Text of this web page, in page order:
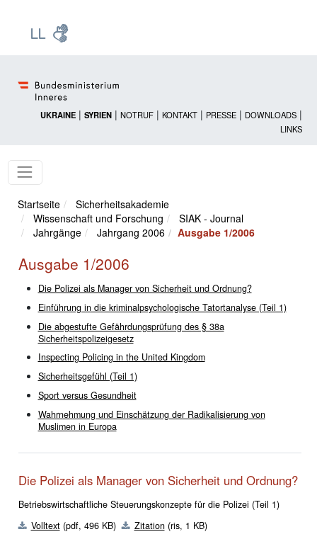
UKRAINE | SYRIEN | NOTRUF | KONTAKT | PRESSE | DOWNLOADS |
LINKS
Startseite
Sicherheitsakademie
Wissenschaft und Forschung
SIAK - Journal
Jahrgänge
Jahrgang 2006 Ausgabe 1/2006
Ausgabe 1/2006
Die Polizei als Manager von Sicherheit und Ordnung?
Einführung in die kriminalpsychologische Tatortanalyse (Teil 1)
Die abgestufte Gefährdungsprüfung des § 38a
Sicherheitspolizeigesetz
Inspecting Policing in the United Kingdom
Sicherheitsgefühl (Teil 1)
Sport versus Gesundheit
Wahrnehmung und Einschätzung der Radikalisierung von
Muslimen in Europa
Die Polizei als Manager von Sicherheit und Ordnung?
Betriebswirtschaftliche Steuerungskonzepte für die Polizei (Teil 1)
Volltext(pdf, 496 KB) Zitation(ris, 1 KB)